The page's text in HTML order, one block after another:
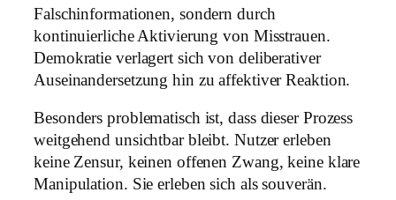
Falschinformationen, sondern durch
kontinuierliche Aktivierung von Misstrauen.
Demokratie verlagert sich von deliberativer
Auseinandersetzung hin zu affektiver Reaktion.
Besonders problematisch ist, dass dieser Prozess
weitgehend unsichtbar bleibt. Nutzer erleben
keine Zensur, keinen offenen Zwang, keine klare
Manipulation. Sie erleben sich als souverän.